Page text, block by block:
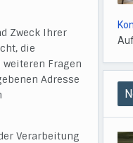
Zweck Ihrer
die
Fragen
Adresse
Verarbeitung